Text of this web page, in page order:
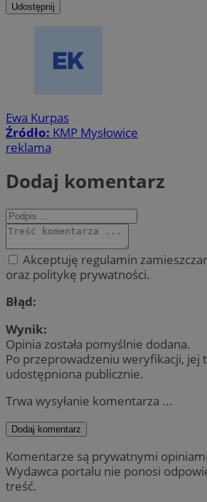
Udostępnij
Ewa Kurpas
Źródło: KMP Mysłowice
reklama
Dodaj komentarz
Akceptuję regulamin
oraz politykę prywatności.
Błąd:
Wynik:
Opinia została pomyślnie dodana.
Po przeprowadzeniu weryfikacji, jej
udostępniona publicznie.
Trwa wysyłanie komentarza ...
Dodaj komentarz
Komentarze są prywatnymi
Wydawca portalu nie ponosi
treść.